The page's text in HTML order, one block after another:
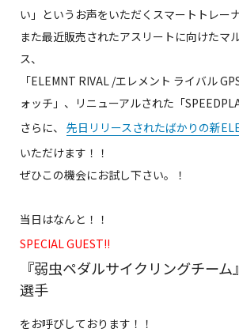
い」というお声をいただくスマートトレーナ
また最近販売されたアスリートに向けたマ
ス、
「ELEMNT RIVAL /エレメント ライバル
ォッチ」、リニューアルされた「
さらに、
先日リリースされたばかりの新
いただけます！！
ぜひこの機会にお試し下さい。！
当日はなんと！！
SPECIAL GUEST!!
『弱虫ペダルサイクリングチー
選手
をお呼びしております！！